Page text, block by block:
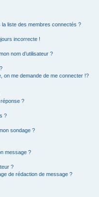
la liste des membres connectés ?
incorrecte !
nom d’utilisateur ?
on me demande de me connecter !?
?
?
sondage ?
message ?
?
de rédaction de message ?